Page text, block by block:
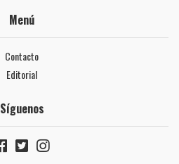
Menú
Contacto
Editorial
Síguenos